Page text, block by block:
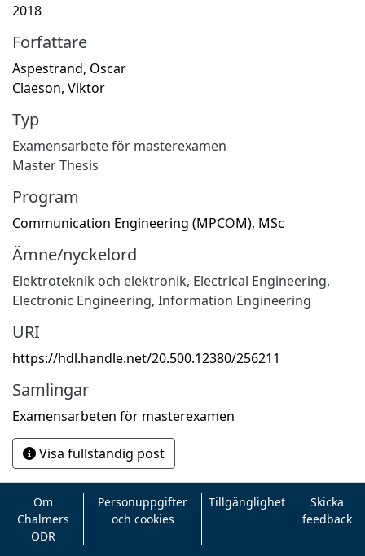
2018
Författare
Aspestrand, Oscar
Claeson, Viktor
Typ
Examensarbete för masterexamen
Master Thesis
Program
Communication Engineering (MPCOM), MSc
Ämne/nyckelord
Elektroteknik och elektronik, Electrical Engineering,
Electronic Engineering, Information Engineering
URI
https://hdl.handle.net/20.500.12380/256211
Samlingar
Examensarbeten för masterexamen
Visa fullständig post
Om
Chalmers
ODR
Personuppgifter
och cookies
Tillgänglighet
Skicka
feedback